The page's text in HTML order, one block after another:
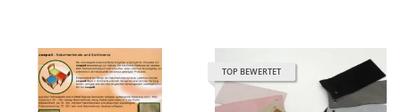
TOP BEWERTET